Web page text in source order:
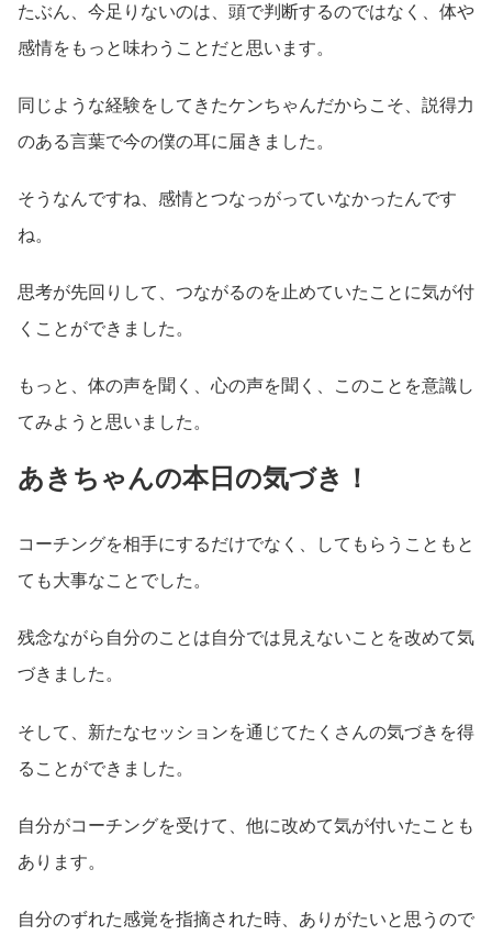
たぶん、今足りないのは、頭で判断するのではなく、体や
感情をもっと味わうことだと思います。
同じような経験をしてきたケンちゃんだからこそ、説得力
のある言葉で今の僕の耳に届きました。
そうなんですね、感情とつなっがっていなかったんです
ね。
思考が先回りして、つながるのを止めていたことに気が付
くことができました。
もっと、体の声を聞く、心の声を聞く、このことを意識し
てみようと思いました。
あきちゃんの本日の気づき！
コーチングを相手にするだけでなく、してもらうこともと
ても大事なことでした。
残念ながら自分のことは自分では見えないことを改めて気
づきました。
そして、新たなセッションを通じてたくさんの気づきを得
ることができました。
自分がコーチングを受けて、他に改めて気が付いたことも
あります。
自分のずれた感覚を指摘された時、ありがたいと思うので